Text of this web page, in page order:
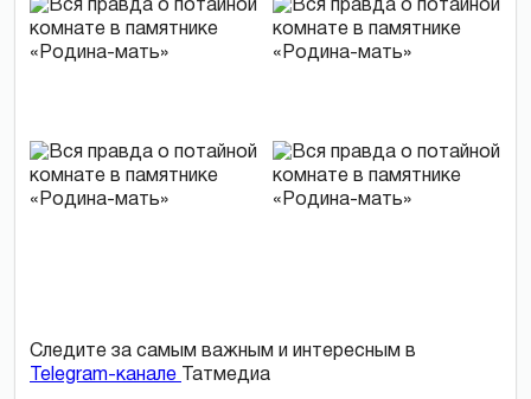
Следите за самым важным и интересным в
Telegram-канале
Татмедиа